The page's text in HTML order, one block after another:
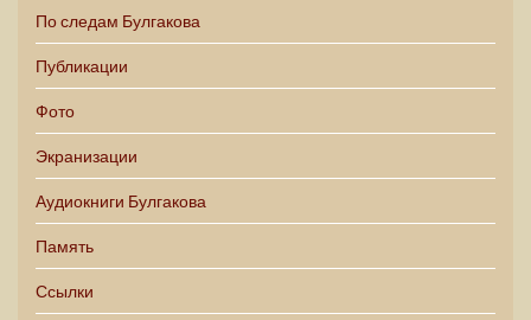
По следам Булгакова
Публикации
Фото
Экранизации
Аудиокниги Булгакова
Память
Ссылки